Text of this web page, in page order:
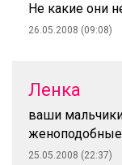
Не какие они
26.05.2008 (09:08)
Ленка
ваши
25.05.2008 (22:37)